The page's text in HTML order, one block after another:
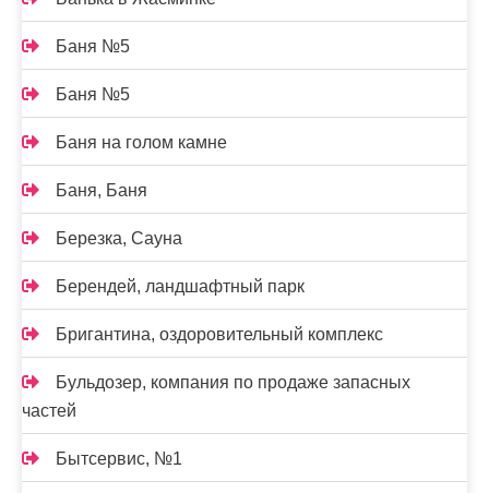
Баня №5
Баня №5
Баня на голом камне
Баня, Баня
Березка, Сауна
Берендей, ландшафтный парк
Бригантина, оздоровительный комплекс
Бульдозер, компания по продаже запасных
частей
Бытсервис, №1